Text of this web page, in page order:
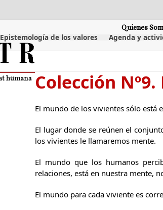
Quienes
Epistemología de los valores Agenda y
Colección
El mundo de los vivientes sólo está
El lugar donde se reúnen el
los vivientes le llamaremos mente.
El mundo que los humanos
relaciones, está en nuestra mente,
El mundo para cada viviente es